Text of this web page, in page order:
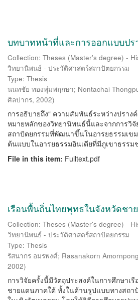
บทบาทหน้าที่และการออกแบบปร
Collection: Theses (Master's degree) -
วิทยานิพนธ์ - ประวัติศาสตร์สถาปัตยกรรม
Type: Thesis
นนทชัย ทองพุ่มพฤกษา; Nontachai
ศิลปากร, 2002)
การอธิบายถึง“ ความสัมพันธ์ระหว่างปราง
หมายหลักของวิทยานิพนธ์นี้และจากการวิจั
สถาปัตยกรรมที่พัฒนาขึ้นในอารยธรรมเข
ต้นแบบในอารยธรรมอินเดียที่มีภูเขาธรรม
File in this item: Fulltext.pdf
เรือนพื้นถิ่นไทยพุทธในจังหวัดชา
Collection: Theses (Master's degree) -
วิทยานิพนธ์ - ประวัติศาสตร์สถาปัตยกรรม
Type: Thesis
รัสนากร อมรพงศ์; Rasanakorn Amornpong
2002)
การวิจัยครั้งนี้มีวัตถุประสงค์ในการศึกษาเ
ชายแดนภาคใต้ ทั้งในด้านรูปแบบทางสถ